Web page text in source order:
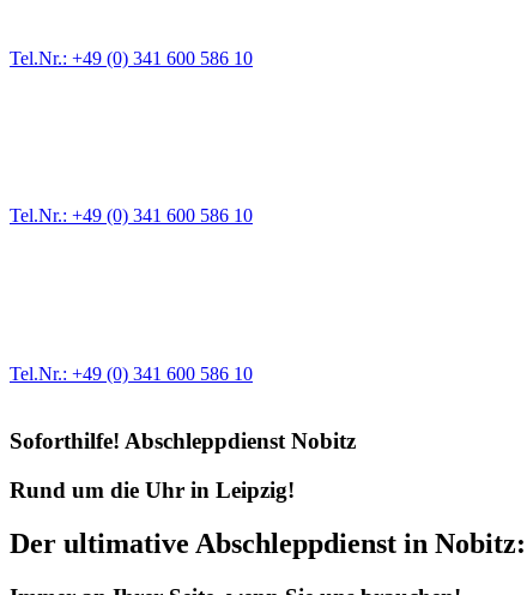
Tel.Nr.: +49 (0) 341 600 586 10
Tel.Nr.: +49 (0) 341 600 586 10
Tel.Nr.: +49 (0) 341 600 586 10
Soforthilfe! Abschleppdienst Nobitz
Rund um die Uhr in Leipzig!
Der ultimative Abschleppdienst in Nobitz: